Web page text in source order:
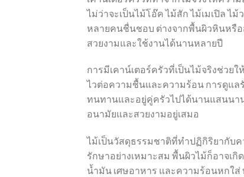
ไม่ว่าจะเป็นไม้โอ๊ค ไม้สัก ไม้เมเปิล ไ
หลายคนชื่นชอบ ต่างจากพื้นผิวหินหรือ
สวยงามและใช้งานได้นานหลายปี
การมีเคาน์เตอร์ครัวที่เป็นไม้จริงช่วย
ไวต่อความชื้นและความร้อน การดูแล
ทนทานและอยู่คู่ครัวไปได้นานแสนนา
อนามัยและสวยงามอยู่เสมอ
ไม้เป็นวัสดุธรรมชาติที่ทำปฏิกิริยากับ
รักษาอย่างเหมาะสม พื้นผิวไม้ก็อาจเ
น้ำมัน เศษอาหาร และความร้อนหกใส่